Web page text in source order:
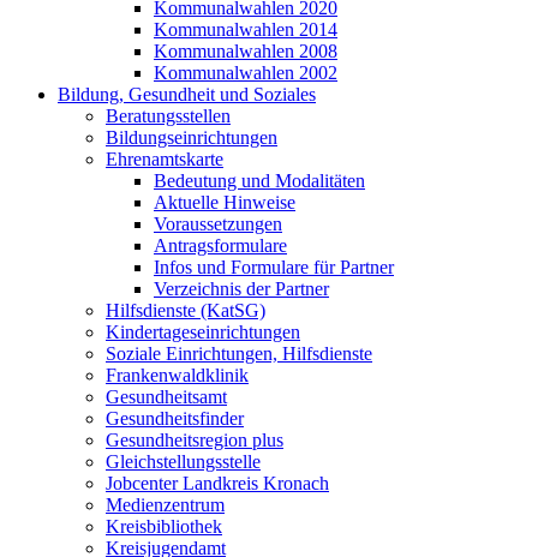
Kommunalwahlen 2020
Kommunalwahlen 2014
Kommunalwahlen 2008
Kommunalwahlen 2002
Bildung, Gesundheit und Soziales
Beratungsstellen
Bildungseinrichtungen
Ehrenamtskarte
Bedeutung und Modalitäten
Aktuelle Hinweise
Voraussetzungen
Antragsformulare
Infos und Formulare für Partner
Verzeichnis der Partner
Hilfsdienste (KatSG)
Kindertageseinrichtungen
Soziale Einrichtungen, Hilfsdienste
Frankenwaldklinik
Gesundheitsamt
Gesundheitsfinder
Gesundheitsregion plus
Gleichstellungsstelle
Jobcenter Landkreis Kronach
Medienzentrum
Kreisbibliothek
Kreisjugendamt